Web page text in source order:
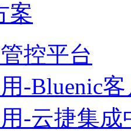
案
控平台
-Bluenic
-云捷集成